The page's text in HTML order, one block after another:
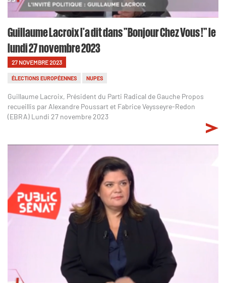
Guillaume Lacroix l'a dit dans "Bonjour Chez Vous !" le
lundi 27 novembre 2023
27 NOVEMBRE 2023
ÉLECTIONS EUROPÉENNES NUPES
Guillaume Lacroix, Président du Parti Radical de Gauche Propos
recueillis par Alexandre Poussart et Fabrice Veysseyre-Redon
(EBRA) Lundi 27 novembre 2023